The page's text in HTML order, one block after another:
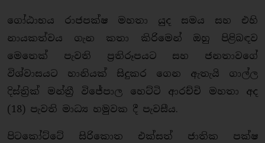
ගෝඨාභය රාජපක්ෂ මහතා යුද සමය සහ එහි
නායකත්වය ගැන කතා කිරිමෙන් ඔහු පිළිබඳව
මෙතෙක් පැවති ප්‍රතිරූපයට සහ ජනතාවගේ
විශ්වාසයට හානියක් සිදුකර ගෙන ඇතැයි ගාල්ල
දිස්ත්‍රික් මන්ත්‍රී විජේපාල හෙට්ටි ආරච්චි මහතා අද
(18) පැවති මාධ්‍ය හමුවක දී පැවසීය.
පිටකෝට්ටේ සිරිකොත එක්සත් ජාතික පක්ෂ